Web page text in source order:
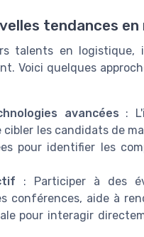
tendances
talents en
Voici quelques
avancées :
les candidats de
pour identifier les
: Participer à des
conférences, aide à
pour interagir